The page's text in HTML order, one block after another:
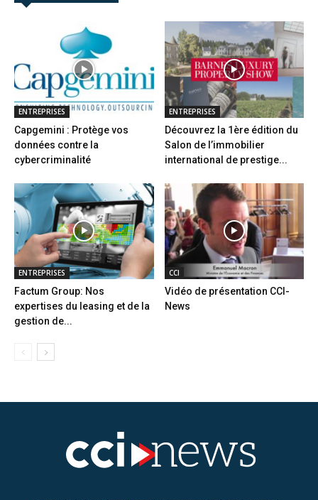
ENTREPRISES
Capgemini : Protège vos
données contre la
cybercriminalité
ENTREPRISES
Découvrez la 1ère édition du
Salon de l’immobilier
international de prestige...
ENTREPRISES
Factum Group: Nos
expertises du leasing et de la
gestion de...
CCI
Vidéo de présentation CCI-
News